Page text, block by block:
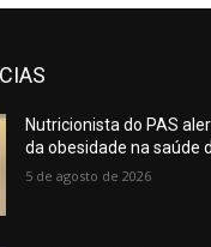
Nutricionista do PAS
da obesidade na saúde
5 de agosto de 2026